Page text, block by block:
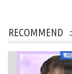
RECOMMEND
電